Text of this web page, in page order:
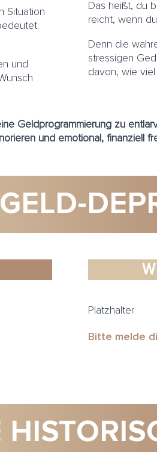
Situation
und
Das heißt, du
reicht, wenn
Denn die
stressigen
davon, wie
Geldprogrammierung zu
und emotional, finanziell
Platzhalter
Bitte melde